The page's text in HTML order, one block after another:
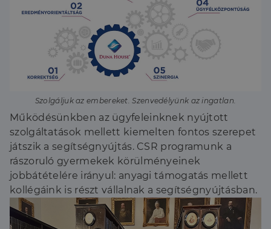
Szolgáljuk az embereket. Szenvedélyünk az ingatlan.
Működésünkben az ügyfeleinknek nyújtott
szolgáltatások mellett kiemelten fontos szerepet
játszik a segítségnyújtás. CSR programunk a
rászoruló gyermekek körülményeinek
jobbátételére irányul: anyagi támogatás mellett
kollégáink is részt vállalnak a segítségnyújtásban.